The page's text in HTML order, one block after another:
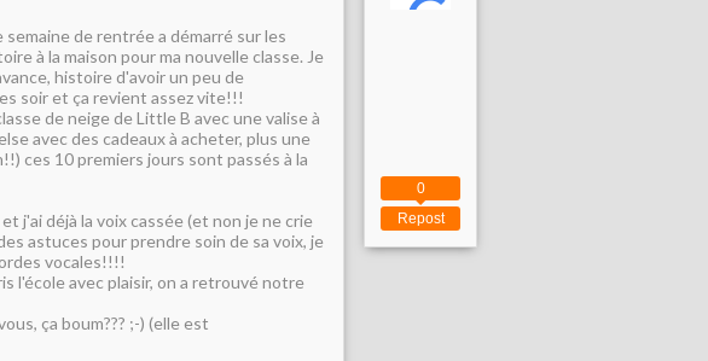
de rentrée a démarré sur les
à la maison pour ma nouvelle classe. Je
histoire d'avoir un peu de
soir et ça revient assez vite!!!
de neige de Little B avec une valise à
avec des cadeaux à acheter, plus une
ces 10 premiers jours sont passés à la
j'ai déjà la voix cassée (et non je ne crie
astuces pour prendre soin de sa voix, je
vocales!!!!
l'école avec plaisir, on a retrouvé notre
ça boum??? ;-) (elle est
Repost
0